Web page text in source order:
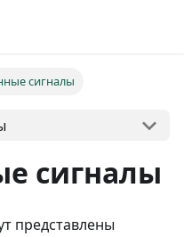
сигналы
сигналы
представлены